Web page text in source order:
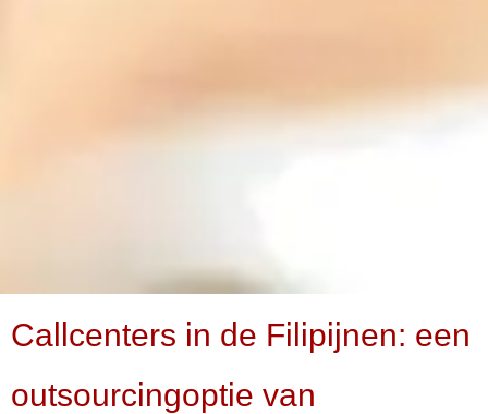
Callcenters in de Filipijnen: een
outsourcingoptie van